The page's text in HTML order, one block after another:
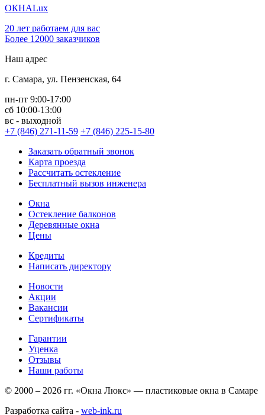
ОКНАLux
20 лет работаем для вас
Более 12000 заказчиков
Наш адрес
г. Самара, ул. Пензенская, 64
пн-пт 9:00-17:00
сб 10:00-13:00
вс - выходной
+7 (846) 271-11-59 +7 (846) 225-15-80
Заказать обратный звонок
Карта проезда
Рассчитать остекление
Бесплатный вызов инженера
Окна
Остекление балконов
Деревянные окна
Цены
Кредиты
Написать директору
Новости
Акции
Вакансии
Сертификаты
Гарантии
Уценка
Отзывы
Наши работы
© 2000 – 2026 гг. «Окна Люкс» — пластиковые окна в Самаре
Разработка сайта - web-ink.ru